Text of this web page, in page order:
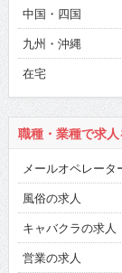
中国・四国
九州・沖縄
在宅
職種・業種で求
メールオペレータ
風俗の求人
キャバクラの求人
営業の求人